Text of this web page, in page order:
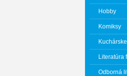
Hobby
Komiksy
Literatúra
Odborná